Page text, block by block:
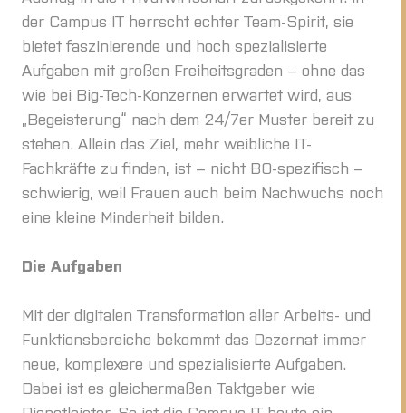
der Campus IT herrscht echter Team-Spirit, sie
bietet faszinierende und hoch spezialisierte
Aufgaben mit großen Freiheitsgraden – ohne das
wie bei Big-Tech-Konzernen erwartet wird, aus
„Begeisterung“ nach dem 24/7er Muster bereit zu
stehen. Allein das Ziel, mehr weibliche IT-
Fachkräfte zu finden, ist – nicht BO-spezifisch –
schwierig, weil Frauen auch beim Nachwuchs noch
eine kleine Minderheit bilden.
Die Aufgaben
Mit der digitalen Transformation aller Arbeits- und
Funktionsbereiche bekommt das Dezernat immer
neue, komplexere und spezialisierte Aufgaben.
Dabei ist es gleichermaßen Taktgeber wie